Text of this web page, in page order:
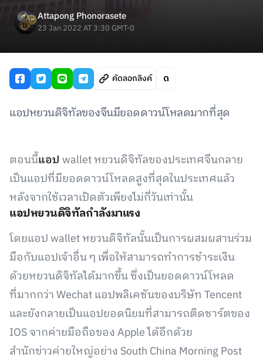
Attapong Phonorasete
23 Jan 2022 AT 3:30 GMT-0
คัดลอกลิงค์
แอปหยวนดิจิทัลของจีนมียอดดาวน์โหลดมากที่สุด
ตอนนี้แอป wallet หยวนดิจิทัลของประเทศจีนกลาย
เป็นแอปที่มียอดดาวน์โหลดสูงที่สุดในประเทศแล้ว
หลังจากใช้เวลาเปิดตัวเพียงไม่กี่วันเท่านั้น
แอปหยวนดิจิทัลกำลังมาแรง
โดยแอป wallet หยวนดิจิทัลนั้นเป็นการผสมผสานร่วม
มือกับแอปเจ้าอื่น ๆ เพื่อให้สามารถทำการชำระเงิน
ด้วยหยวนดิจิทัลได้มากขึ้น ซึ่งเป็นยอดดาวน์โหลด
ที่มากกว่า Wechat แอปพลิเคชันของบริษัท Tencent
และยังกลายเป็นแอปยอดนิยมที่สามารถติดชาร์ตของ
IOS จากค่ายมือถือของ Apple ได้อีกด้วย
สำนักข่าวค่ายใหญ่อย่าง South China Morning Post